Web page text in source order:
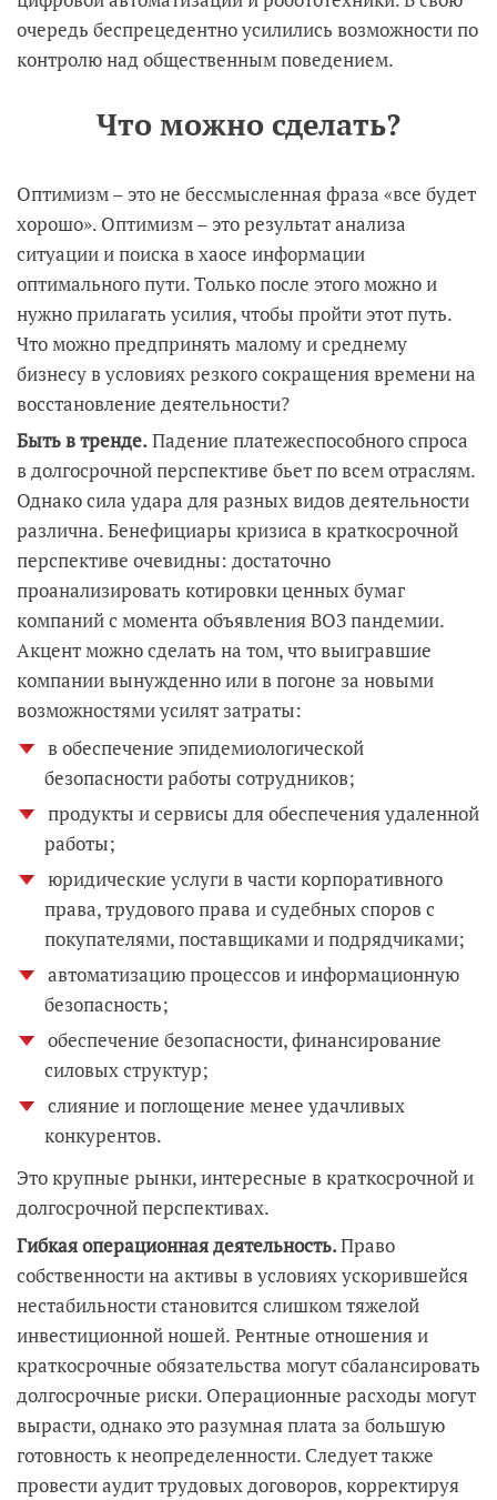
очередь беспрецедентно усилились возможности по
контролю над общественным поведением.
Что можно сделать?
Оптимизм – это не бессмысленная фраза «все будет
хорошо». Оптимизм – это результат анализа
ситуации и поиска в хаосе информации
оптимального пути. Только после этого можно и
нужно прилагать усилия, чтобы пройти этот путь.
Что можно предпринять малому и среднему
бизнесу в условиях резкого сокращения времени на
восстановление деятельности?
Быть в тренде.Падение платежеспособного спроса
в долгосрочной перспективе бьет по всем отраслям.
Однако сила удара для разных видов деятельности
различна. Бенефициары кризиса в краткосрочной
перспективе очевидны: достаточно
проанализировать котировки ценных бумаг
компаний с момента объявления ВОЗ пандемии.
Акцент можно сделать на том, что выигравшие
компании вынужденно или в погоне за новыми
возможностями усилят затраты:
в обеспечение эпидемиологической
безопасности работы сотрудников;
продукты и сервисы для обеспечения удаленной
работы;
юридические услуги в части корпоративного
права, трудового права и судебных споров с
покупателями, поставщиками и подрядчиками;
автоматизацию процессов и информационную
безопасность;
обеспечение безопасности, финансирование
силовых структур;
слияние и поглощение менее удачливых
конкурентов.
Это крупные рынки, интересные в краткосрочной и
долгосрочной перспективах.
Гибкая операционная деятельность.Право
собственности на активы в условиях ускорившейся
нестабильности становится слишком тяжелой
инвестиционной ношей. Рентные отношения и
краткосрочные обязательства могут сбалансировать
долгосрочные риски. Операционные расходы могут
вырасти, однако это разумная плата за большую
готовность к неопределенности. Следует также
провести аудит трудовых договоров, корректируя